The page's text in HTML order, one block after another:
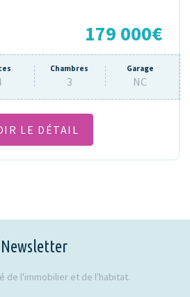
179 000€
Chambres
3
Garage
NC
LE DÉTAIL
Newsletter
de l'immobilier et de l'habitat.